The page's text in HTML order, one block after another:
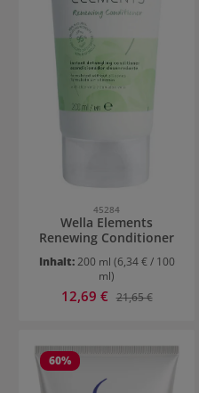
45284
Wella Elements
Renewing Conditioner
Inhalt:200 ml (6,34 € / 100
ml)
Verkaufspreis:
12,69 € Regulärer Preis:
21,65 €
60%